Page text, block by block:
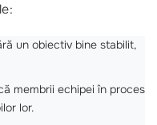
un obiectiv bine stabilit,
membrii echipei în proces
lor.